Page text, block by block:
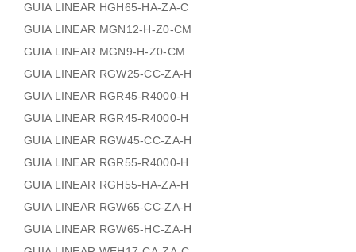
GUIA LINEAR HGH65-HA-ZA-C
GUIA LINEAR MGN12-H-Z0-CM
GUIA LINEAR MGN9-H-Z0-CM
GUIA LINEAR RGW25-CC-ZA-H
GUIA LINEAR RGR45-R4000-H
GUIA LINEAR RGR45-R4000-H
GUIA LINEAR RGW45-CC-ZA-H
GUIA LINEAR RGR55-R4000-H
GUIA LINEAR RGH55-HA-ZA-H
GUIA LINEAR RGW65-CC-ZA-H
GUIA LINEAR RGW65-HC-ZA-H